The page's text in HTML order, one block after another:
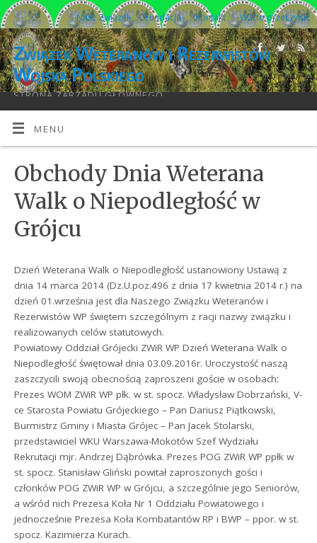
Nasz Związek Fundacja Kontakt Warto przeczytać
Związek Weteranów i Rezerwistów
Wojska Polskiego
STRONA ZARZĄDU GŁÓWNEGO
MENU
Obchody Dnia Weterana
Walk o Niepodległość w
Grójcu
Dzień Weterana Walk o Niepodległość ustanowiony Ustawą z
dnia 14 marca 2014 (Dz.U.poz.496 z dnia 17 kwietnia 2014 r.) na
dzień 01.września jest dla Naszego Związku Weteranów i
Rezerwistów WP świętem szczególnym z racji nazwy związku i
realizowanych celów statutowych.
Powiatowy Oddział Grójecki ZWiR WP Dzień Weterana Walk o
Niepodległość świętował dnia 03.09.2016r. Uroczystość naszą
zaszczycili swoją obecnością zaproszeni goście w osobach:
Prezes WOM ZWiR WP płk. w st. spocz. Władysław Dobrzański, V-
ce Starosta Powiatu Grójeckiego – Pan Dariusz Piątkowski,
Burmistrz Gminy i Miasta Grójec – Pan Jacek Stolarski,
przedstawiciel WKU Warszawa-Mokotów Szef Wydziału
Rekrutacji mjr. Andrzej Dąbrówka. Prezes POG ZWiR WP ppłk w
st. spocz. Stanisław Gliński powitał zaproszonych gości i
członków POG ZWiR WP w Grójcu, a szczególnie jego Seniorów,
a wśród nich Prezesa Koła Nr 1 Oddziału Powiatowego i
jednocześnie Prezesa Koła Kombatantów RP i BWP – ppor. w st.
spocz. Kazimierza Kurach.